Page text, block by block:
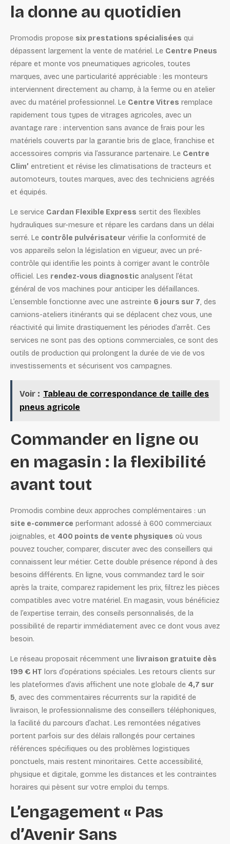
la donne au quotidien
Promodis propose six prestations spécialisées qui
dépassent largement la vente de matériel. Le Centre Pneus
répare et monte vos pneumatiques agricoles, toutes
marques, avec une particularité appréciable : les monteurs
interviennent directement au champ, à la ferme ou en atelier
avec du matériel professionnel. Le Centre Vitres remplace
rapidement tous types de vitrages agricoles, avec un
avantage rare : intervention sans avance de frais pour les
matériels couverts par la garantie bris de glace, franchise et
accessoires compris via l’assurance partenaire. Le Centre
Clim’ entretient et révise les climatisations de tracteurs et
automoteurs, toutes marques, avec des techniciens agréés
et équipés.
Le service Cardan Flexible Express sertit des flexibles
hydrauliques sur-mesure et répare les cardans dans un délai
serré. Le contrôle pulvérisateur vérifie la conformité de
vos appareils selon la législation en vigueur, avec un pré-
contrôle qui identifie les points à corriger avant le contrôle
officiel. Les rendez-vous diagnostic analysent l’état
général de vos machines pour anticiper les défaillances.
L’ensemble fonctionne avec une astreinte 6 jours sur 7, des
camions-ateliers itinérants qui se déplacent chez vous, une
réactivité qui limite drastiquement les périodes d’arrêt. Ces
services ne sont pas des options commerciales, ce sont des
outils de production qui prolongent la durée de vie de vos
investissements et sécurisent vos campagnes.
Voir : Tableau de correspondance de taille des
pneus agricole
Commander en ligne ou
en magasin : la flexibilité
avant tout
Promodis combine deux approches complémentaires : un
site e-commerce performant adossé à 600 commerciaux
joignables, et 400 points de vente physiques où vous
pouvez toucher, comparer, discuter avec des conseillers qui
connaissent leur métier. Cette double présence répond à des
besoins différents. En ligne, vous commandez tard le soir
après la traite, comparez rapidement les prix, filtrez les pièces
compatibles avec votre matériel. En magasin, vous bénéficiez
de l’expertise terrain, des conseils personnalisés, de la
possibilité de repartir immédiatement avec ce dont vous avez
besoin.
Le réseau proposait récemment une livraison gratuite dès
199 € HT lors d’opérations spéciales. Les retours clients sur
les plateformes d’avis affichent une note globale de 4,7 sur
5, avec des commentaires récurrents sur la rapidité de
livraison, le professionnalisme des conseillers téléphoniques,
la facilité du parcours d’achat. Les remontées négatives
portent parfois sur des délais rallongés pour certaines
références spécifiques ou des problèmes logistiques
ponctuels, mais restent minoritaires. Cette accessibilité,
physique et digitale, gomme les distances et les contraintes
horaires qui pèsent sur votre emploi du temps.
L’engagement « Pas
d’Avenir Sans